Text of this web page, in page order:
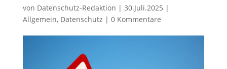
von Datenschutz-Redaktion | 30.Juli.2025 |
Allgemein, Datenschutz | 0 Kommentare